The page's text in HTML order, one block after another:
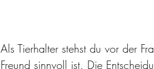
Als Tierhalter stehst du vor der
Freund sinnvoll ist. Die